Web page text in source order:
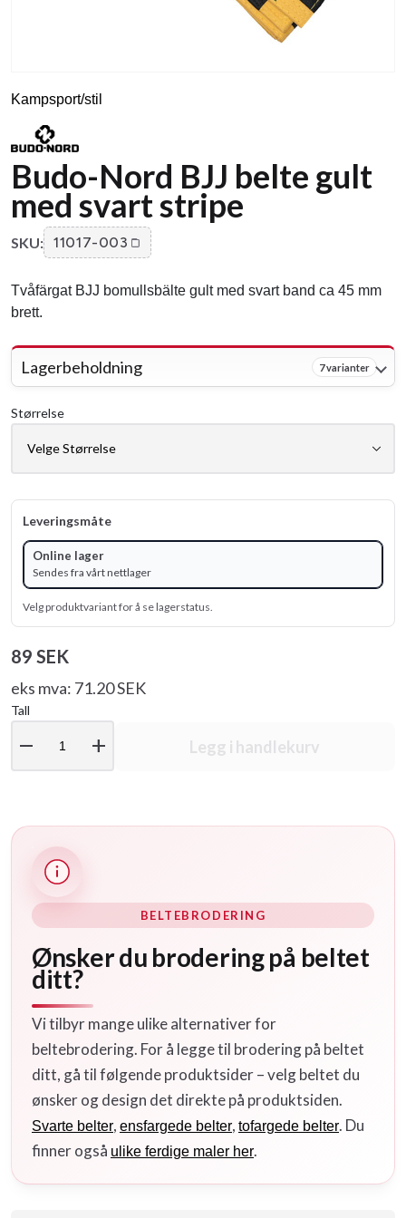
Kampsport/stil
Budo-Nord BJJ belte gult
med svart stripe
SKU: 11017-003
Tvåfärgat BJJ bomullsbälte gult med svart band ca 45 mm
brett.
Lagerbeholdning 7 varianter
Størrelse
Leveringsmåte
Online lager
Sendes fra vårt nettlager
Velg produktvariant for å se lagerstatus.
89 SEK
eks mva: 71.20 SEK
Tall
remove add Legg i handlekurv
BELTEBRODERING
Ønsker du brodering på beltet
ditt?
Vi tilbyr mange ulike alternativer for
beltebrodering. For å legge til brodering på beltet
ditt, gå til følgende produktsider – velg beltet du
ønsker og design det direkte på produktsiden.
Svarte belter, ensfargede belter, tofargede belter. Du
finner også ulike ferdige maler her.